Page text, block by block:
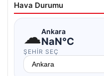
Hava Durumu
☁Ankara
NaN°C
ŞEHIR SEÇ